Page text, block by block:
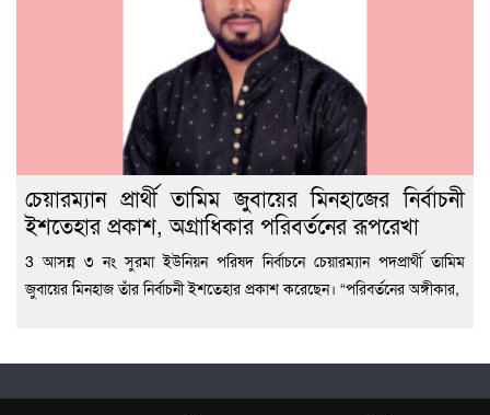
চেয়ারম্যান প্রার্থী তামিম জুবায়ের মিনহাজের নির্বাচনী
ইশতেহার প্রকাশ, অগ্রাধিকার পরিবর্তনের রূপরেখা
3 আসন্ন ৩ নং সুরমা ইউনিয়ন পরিষদ নির্বাচনে চেয়ারম্যান পদপ্রার্থী তামিম
জুবায়ের মিনহাজ তাঁর নির্বাচনী ইশতেহার প্রকাশ করেছেন। “পরিবর্তনের অঙ্গীকার,